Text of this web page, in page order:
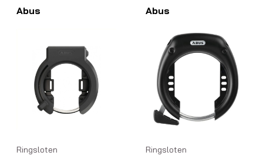
populariteit
Abus
Ringsloten
Abus
Ringsloten